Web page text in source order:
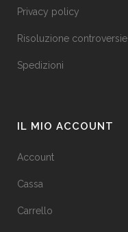
Privacy policy
Risoluzione controversie
Spedizioni
IL MIO ACCOUNT
Account
Cassa
Carrello